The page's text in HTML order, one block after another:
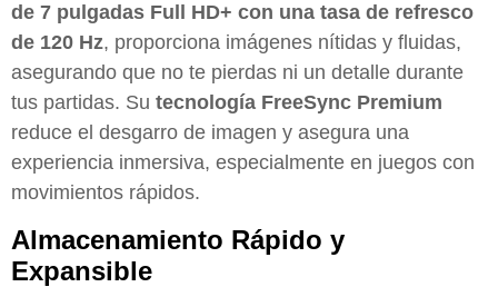
de 7 pulgadas Full HD+ con una tasa de refresco
de 120 Hz, proporciona imágenes nítidas y fluidas,
asegurando que no te pierdas ni un detalle durante
tus partidas. Su tecnología FreeSync Premium
reduce el desgarro de imagen y asegura una
experiencia inmersiva, especialmente en juegos con
movimientos rápidos.
Almacenamiento Rápido y
Expansible